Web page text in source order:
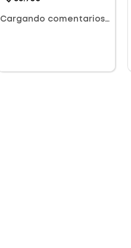
Aerosol 91g X 2Und
Cargando comentarios…